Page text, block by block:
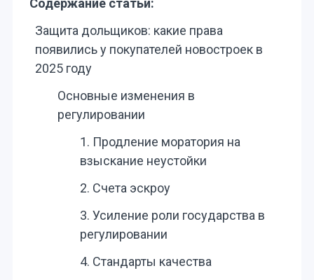
Содержание статьи:
Защита дольщиков: какие права
появились у покупателей новостроек в
2025 году
Основные изменения в
регулировании
1. Продление моратория на
взыскание неустойки
2. Счета эскроу
3. Усиление роли государства в
регулировании
4. Стандарты качества